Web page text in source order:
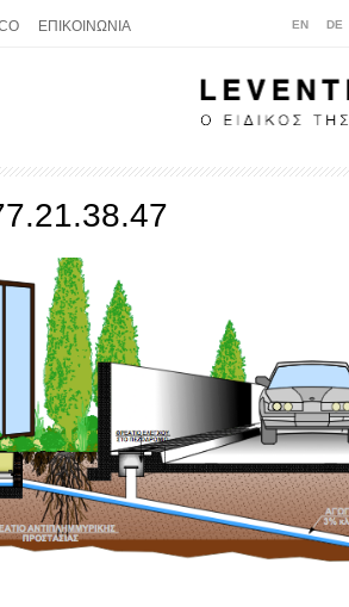
ΕΠΙΚΟΙΝΩΝΙΑ EN DE